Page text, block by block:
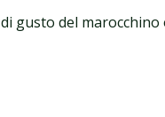
gusto del marocchino